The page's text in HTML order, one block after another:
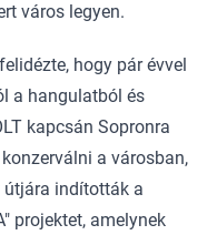
város legyen.
hogy pár évvel
a hangulatból és
kapcsán Sopronra
a városban,
útjára indították a
projektet, amelynek